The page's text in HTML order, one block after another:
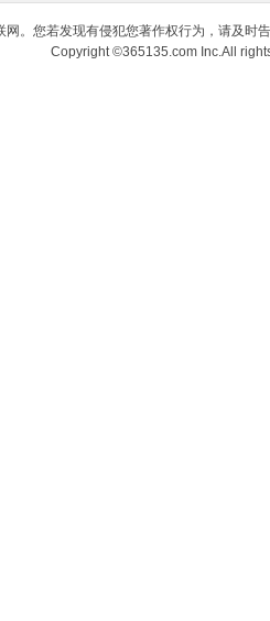
网。您若发现有侵犯您著作权行为，请及时
Copyright ©365135.com Inc.All